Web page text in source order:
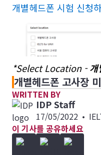
개별헤드폰 시험 신청
*Select Location -개
개별헤드폰 고사장
WRITTEN BY
IDP Staff
17/05/2022 •
이 기사를 공유하세요